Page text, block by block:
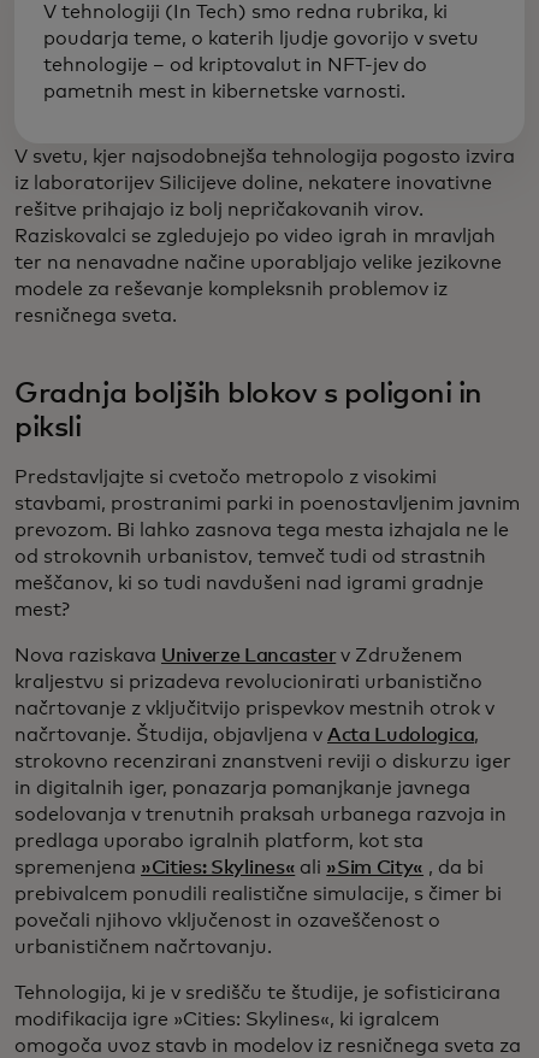
V tehnologiji (In Tech) smo redna rubrika, ki
poudarja teme, o katerih ljudje govorijo v svetu
tehnologije – od kriptovalut in NFT-jev do
pametnih mest in kibernetske varnosti.
V svetu, kjer najsodobnejša tehnologija pogosto izvira
iz laboratorijev Silicijeve doline, nekatere inovativne
rešitve prihajajo iz bolj nepričakovanih virov.
Raziskovalci se zgledujejo po video igrah in mravljah
ter na nenavadne načine uporabljajo velike jezikovne
modele za reševanje kompleksnih problemov iz
resničnega sveta.
Gradnja boljših blokov s poligoni in
piksli
Predstavljajte si cvetočo metropolo z visokimi
stavbami, prostranimi parki in poenostavljenim javnim
prevozom. Bi lahko zasnova tega mesta izhajala ne le
od strokovnih urbanistov, temveč tudi od strastnih
meščanov, ki so tudi navdušeni nad igrami gradnje
mest?
Nova raziskava Univerze Lancasterv Združenem
kraljestvu si prizadeva revolucionirati urbanistično
načrtovanje z vključitvijo prispevkov mestnih otrok v
načrtovanje. Študija, objavljena v Acta Ludologica,
strokovno recenzirani znanstveni reviji o diskurzu iger
in digitalnih iger, ponazarja pomanjkanje javnega
sodelovanja v trenutnih praksah urbanega razvoja in
predlaga uporabo igralnih platform, kot sta
spremenjena »Cities: Skylines« ali »Sim City« , da bi
prebivalcem ponudili realistične simulacije, s čimer bi
povečali njihovo vključenost in ozaveščenost o
urbanističnem načrtovanju.
Tehnologija, ki je v središču te študije, je sofisticirana
modifikacija igre »Cities: Skylines«, ki igralcem
omogoča uvoz stavb in modelov iz resničnega sveta za